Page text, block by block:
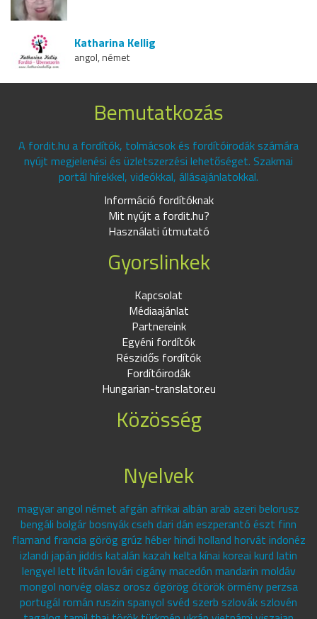
Katharina Kellig
angol, német
Bemutatkozás
A fordit.hu a fordítók, tolmácsok és fordítóirodák számára
nyújt megjelenési és üzletszerzési lehetőséget. Szakmai
portál hírekkel, videókkal, állásajánlatokkal.
Információ fordítóknak
Mit nyújt a fordit.hu?
Használati útmutató
Gyorslinkek
Kapcsolat
Médiaajánlat
Partnereink
Egyéni fordítók
Részidős fordítók
Fordítóirodák
Hungarian-translator.eu
Közösség
Nyelvek
magyar angol német afgán afrikai albán arab azeri belorusz
bengáli bolgár bosnyák cseh dari dán eszperantó észt finn
flamand francia görög grúz héber hindi holland horvát indonéz
izlandi japán jiddis katalán kazah kelta kínai koreai kurd latin
lengyel lett litván lovári cigány macedón mandarin moldáv
mongol norvég olasz orosz ógörög ótörök örmény perzsa
portugál román ruszin spanyol svéd szerb szlovák szlovén